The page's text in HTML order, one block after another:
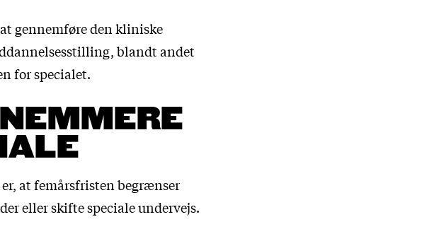
gennemføre den kliniske
blandt andet
for specialet.
at femårsfristen begrænser
eller skifte speciale undervejs.